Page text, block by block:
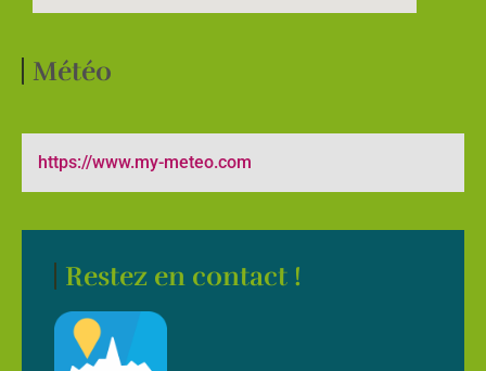
Météo
https://www.my-meteo.com
Restez en contact !